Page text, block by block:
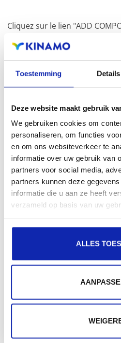
Toestemming Details
Deze website maakt gebruik
We gebruiken cookies om
personaliseren, om functies
en om ons websiteverkeer te
informatie over uw gebruik van
partners voor social media,
partners kunnen deze
informatie die u aan ze heeft
verzameld op basis van uw
ALLES
Cliquez sur le lien "ADD
le composant importé
VMWare ESX" dans la liste.
dans le coin inférieur droit.